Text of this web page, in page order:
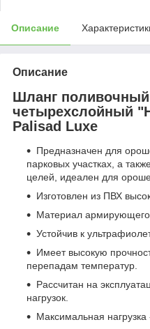
Описание
Описание
Шланг
четырехслойный
Palisad Luxe
Предназначен для
парковых участках, а
целей, идеален для
Изготовлен из ПВХ
Материал армирующего
Устойчив к
Имеет высокую
перепадам температур.
Рассчитан на
нагрузок.
Максимальная нагрузка